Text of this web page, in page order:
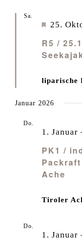
Sa.
R5 /
25.
liparische
Januar 2026
Do.
PK1 /
Ache
1. Januar
Tiroler
Do.
1. Januar